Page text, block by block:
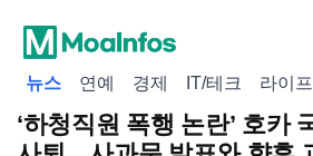
뉴스 연예 경제 IT/테크 라이프
‘하청직원 폭행 논란’ 호카